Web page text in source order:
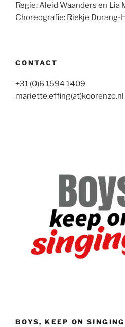
Regie: Aleid Waanders en Lia
Choreografie: Riekje Durang-
CONTACT
+31 (0)6 1594 1409
mariette.effing(at)koorenzo.nl
BOYS, KEEP ON